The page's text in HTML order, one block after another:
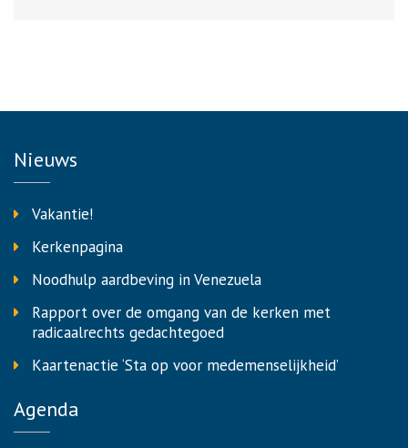
Nieuws
Vakantie!
Kerkenpagina
Noodhulp aardbeving in Venezuela
Rapport over de omgang van de kerken met
radicaalrechts gedachtegoed
Kaartenactie ‘Sta op voor medemenselijkheid’
Agenda